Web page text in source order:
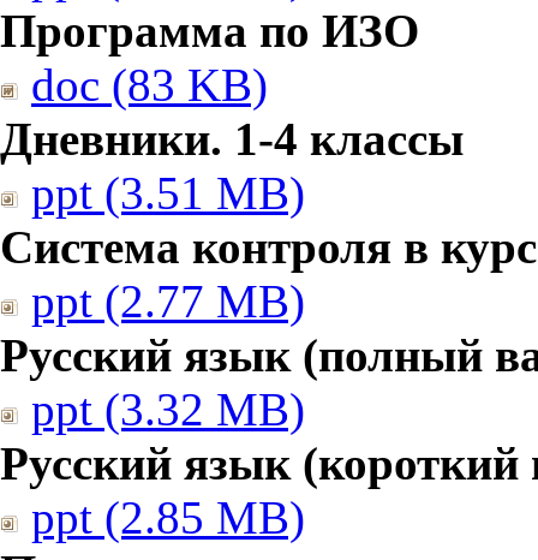
Программа по ИЗО
doc (83 KB)
Дневники. 1-4 классы
ppt (3.51 MB)
Система контроля в
ppt (2.77 MB)
Русский язык (полный
ppt (3.32 MB)
Русский язык (короткий
ppt (2.85 MB)